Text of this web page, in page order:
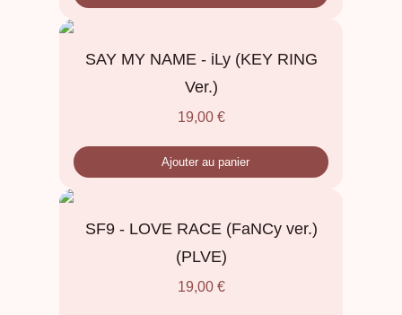
SAY MY NAME - iLy (KEY RING
Ver.)
19,00 €
Ajouter au panier
SF9 - LOVE RACE (FaNCy ver.)
(PLVE)
19,00 €